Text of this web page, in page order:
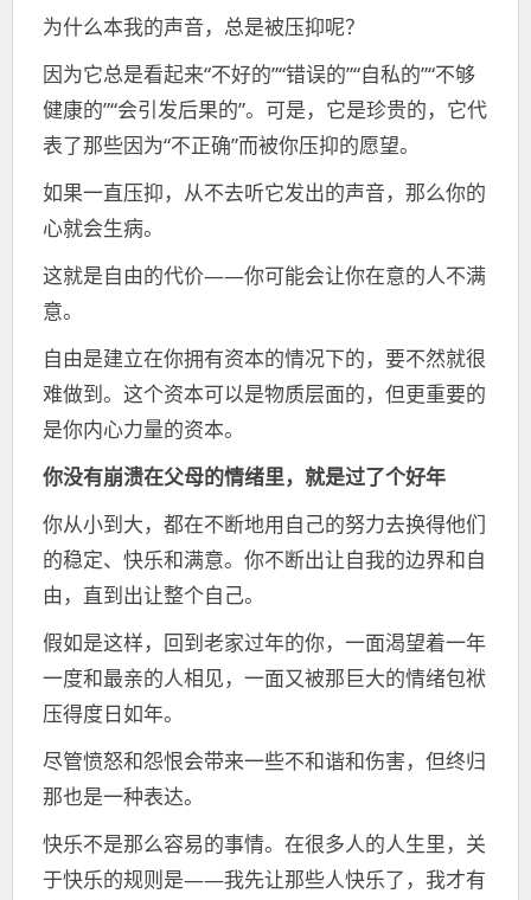
为什么本我的声音，总是被压抑呢？
因为它总是看起来“不好的”“错误的”“自私的”“不够
健康的”“会引发后果的”。可是，它是珍贵的，它代
表了那些因为“不正确”而被你压抑的愿望。
如果一直压抑，从不去听它发出的声音，那么你的
心就会生病。
这就是自由的代价——你可能会让你在意的人不满
意。
自由是建立在你拥有资本的情况下的，要不然就很
难做到。这个资本可以是物质层面的，但更重要的
是你内心力量的资本。
你没有崩溃在父母的情绪里，就是过了个好年
你从小到大，都在不断地用自己的努力去换得他们
的稳定、快乐和满意。你不断出让自我的边界和自
由，直到出让整个自己。
假如是这样，回到老家过年的你，一面渴望着一年
一度和最亲的人相见，一面又被那巨大的情绪包袱
压得度日如年。
尽管愤怒和怨恨会带来一些不和谐和伤害，但终归
那也是一种表达。
快乐不是那么容易的事情。在很多人的人生里，关
于快乐的规则是——我先让那些人快乐了，我才有